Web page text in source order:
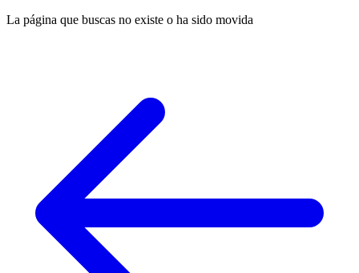
La página que buscas no existe o ha sido movida